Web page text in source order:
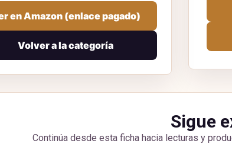
en Amazon (enlace pagado)
Volver a la categoría
Sigue
Continúa desde esta ficha hacia lecturas y